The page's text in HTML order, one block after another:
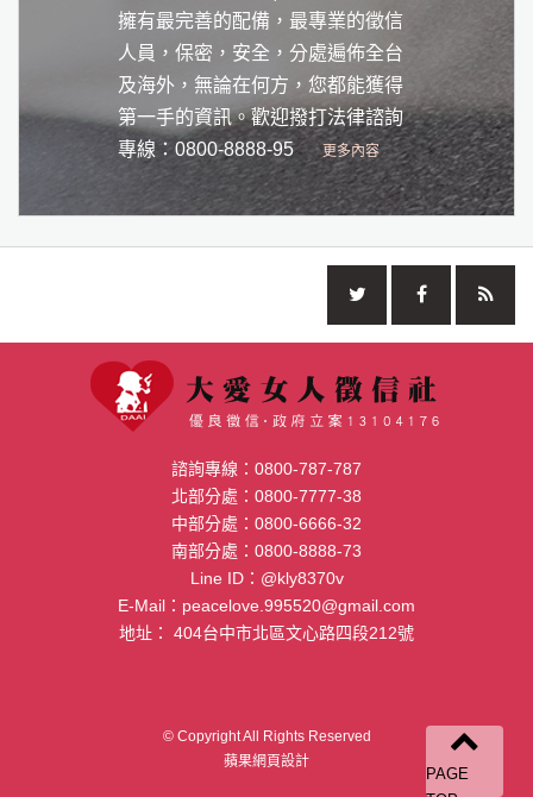
擁有最完善的配備，最專業的徵信
人員，保密，安全，分處遍佈全台
及海外，無論在何方，您都能獲得
第一手的資訊。歡迎撥打法律諮詢
專線：0800-8888-95
更多內容
PAGE
諮詢專線： 0800-787-787
北部分處： 0800-7777-38
中部分處： 0800-6666-32
南部分處： 0800-8888-73
Line ID： @kly8370v
E-Mail： peacelove.995520@gmail.com
地址： 404台中市北區文心路四段212號
© Copyright All Rights Reserved
蘋果網頁設計